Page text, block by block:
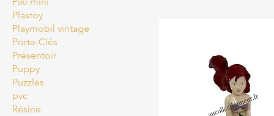
Plastoy
Playmobil vintage
Porte-Clés
Présentoir
Puppy
Puzzles
pvc
Résine